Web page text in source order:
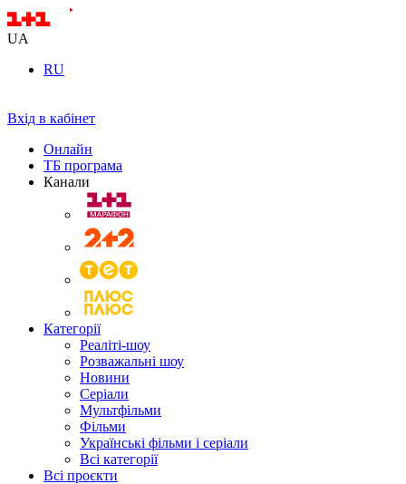
UA
RU
Вхід в кабінет
Онлайн
ТБ програма
Канали
Категорії
Реаліті-шоу
Розважальні шоу
Новини
Серіали
Мультфільми
Фільми
Українські фільми і серіали
Всі категорії
Всі проєкти